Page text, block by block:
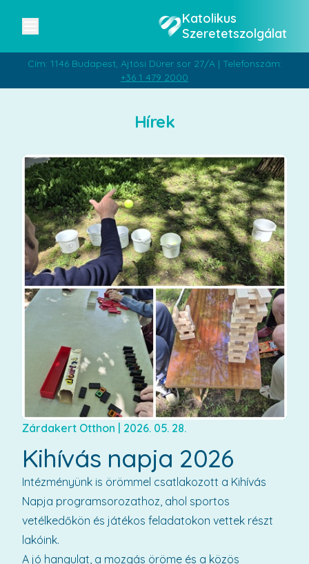
Katolikus
Szeretetszolgálat
Cím: 1146 Budapest, Ajtósi Dürer sor 27/A | Telefonszám:
+36 1 479 2000
Hírek
Zárdakert Otthon 2026. 05. 28.
Kihívás napja 2026
Intézményünk is örömmel csatlakozott a Kihívás
Napja programsorozathoz, ahol sportos
vetélkedőkön és játékos feladatokon vettek részt
lakóink.
A jó hangulat, a mozgás öröme és a közös